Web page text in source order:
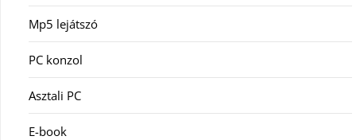
Mp5 lejátszó
PC konzol
Asztali PC
E-book